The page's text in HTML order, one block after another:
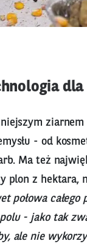
- od
Ma też
plon z hektara,
połowa
- jako tak
ale nie